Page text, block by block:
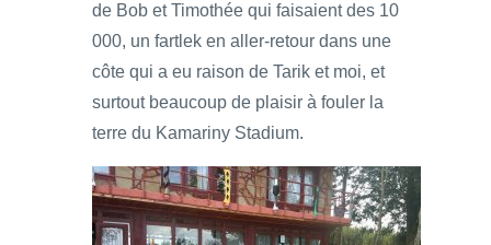
de Bob et Timothée qui faisaient des 10
000, un fartlek en aller-retour dans une
côte qui a eu raison de Tarik et moi, et
surtout beaucoup de plaisir à fouler la
terre du Kamariny Stadium.